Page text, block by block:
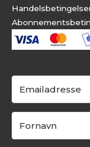
Abonnementsbeti